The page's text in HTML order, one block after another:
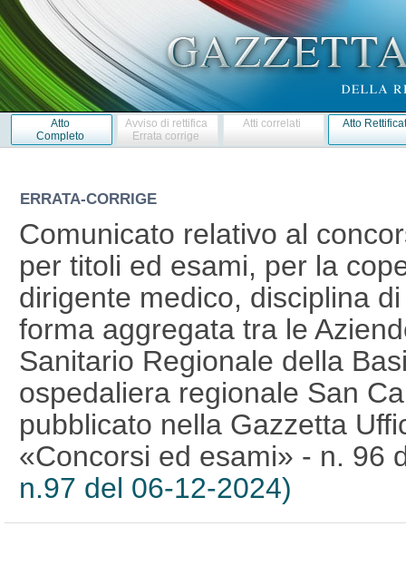
Atto
Completo
Avviso di rettifica
Errata corrige
Atti correlati Atto
ERRATA-CORRIGE
Comunicato relativo al
per titoli ed esami, per la
dirigente medico, disciplina
forma aggregata tra le
Sanitario Regionale della
ospedaliera regionale San
pubblicato nella Gazzetta
«Concorsi ed esami» - n. 96
n.97 del 06-12-2024)